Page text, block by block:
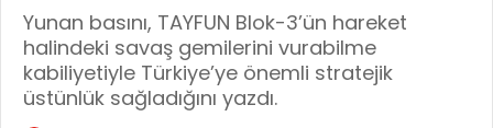
Yunan basını, TAYFUN Blok-3’ün hareket
halindeki savaş gemilerini vurabilme
kabiliyetiyle Türkiye’ye önemli stratejik
üstünlük sağladığını yazdı.